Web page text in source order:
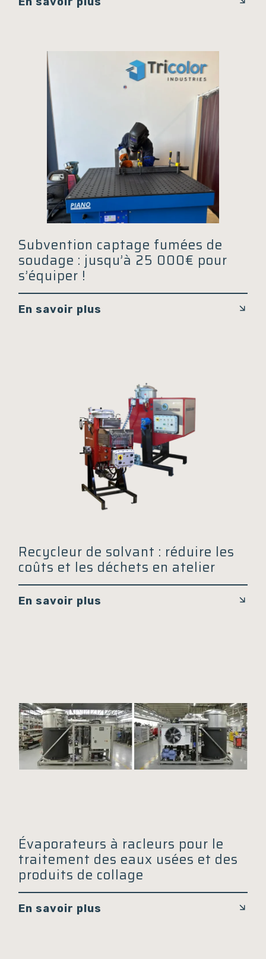
Subvention captage fumées de
soudage : jusqu’à 25 000€ pour
s’équiper !
En savoir plus
Recycleur de solvant : réduire les
coûts et les déchets en atelier
En savoir plus
Évaporateurs à racleurs pour le
traitement des eaux usées et des
produits de collage
En savoir plus